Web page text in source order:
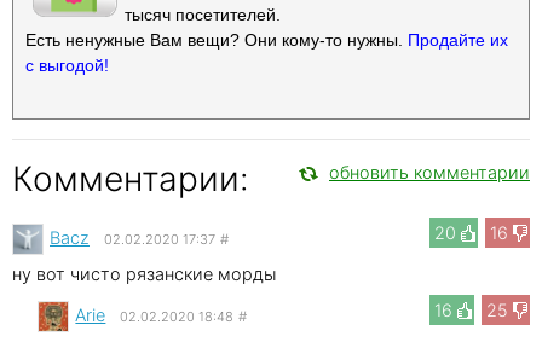
тысяч посетителей.
Есть ненужные Вам вещи? Они кому-то нужны. Продайте их
с выгодой!
Комментарии: обновить комментарии
20 16
Bacz 02.02.2020 17:37 #
ну вот чисто рязанские морды
16
25
Arie 02.02.2020 18:48 #